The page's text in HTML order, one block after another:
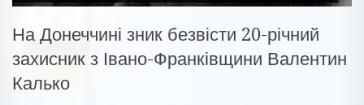
На Донеччині зник безвісти 20-річний
захисник з Івано-Франківщини Валентин
Калько